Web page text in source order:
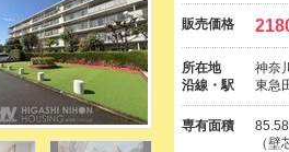
販売価格
所在地
神奈
沿線・駅
東急
専有面積
（壁